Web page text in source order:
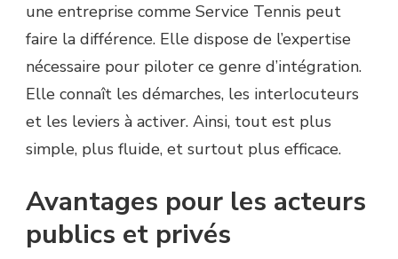
une entreprise comme Service Tennis peut
faire la différence. Elle dispose de l’expertise
nécessaire pour piloter ce genre d’intégration.
Elle connaît les démarches, les interlocuteurs
et les leviers à activer. Ainsi, tout est plus
simple, plus fluide, et surtout plus efficace.
Avantages pour les acteurs
publics et privés